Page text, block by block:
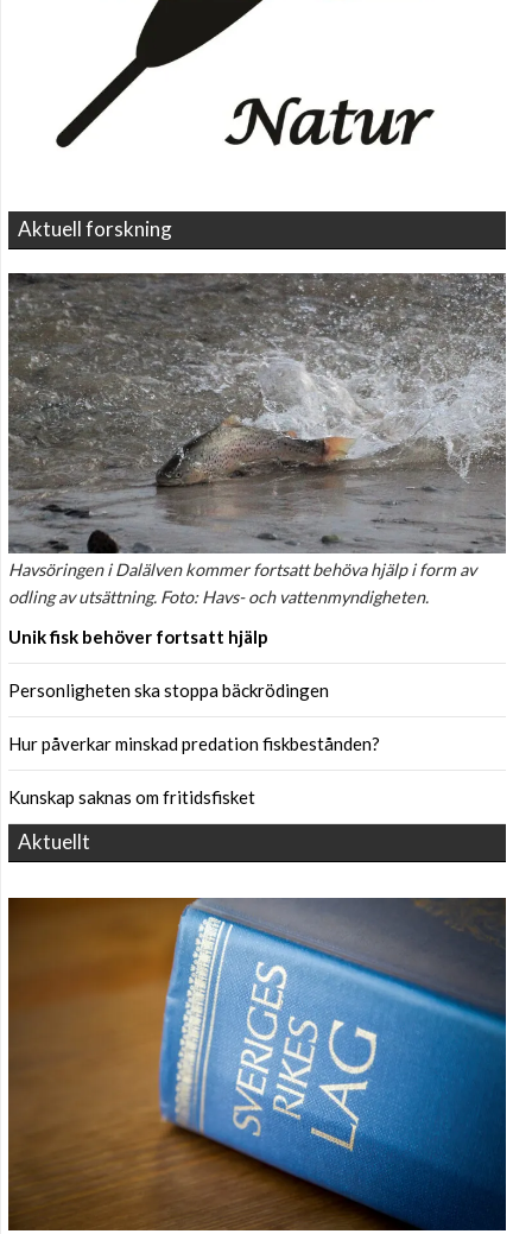
Aktuell forskning
Havsöringen i Dalälven kommer fortsatt behöva hjälp i form av
odling av utsättning. Foto: Havs- och vattenmyndigheten.
Unik fisk behöver fortsatt hjälp
Personligheten ska stoppa bäckrödingen
Hur påverkar minskad predation fiskbestånden?
Kunskap saknas om fritidsfisket
Aktuellt